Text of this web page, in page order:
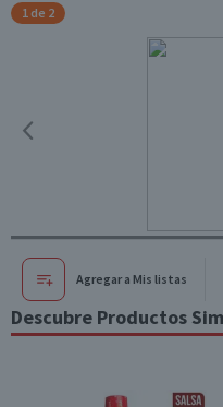
1 de 2
Agregar a Mis listas
Descubre Productos